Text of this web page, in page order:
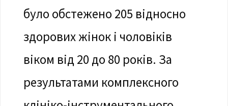
було обстежено 205 відносно
здорових жінок і чоловіків
віком від 20 до 80 років. За
результатами комплексного